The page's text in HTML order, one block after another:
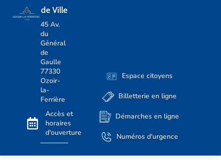
de Ville
45 Av.
du
Général
de
Gaulle
77330
Ozoir-
la-
Ferrière
Accès et
horaires
d'ouverture
Espace citoyens
Billetterie en ligne
Démarches en ligne
Numéros d'urgence